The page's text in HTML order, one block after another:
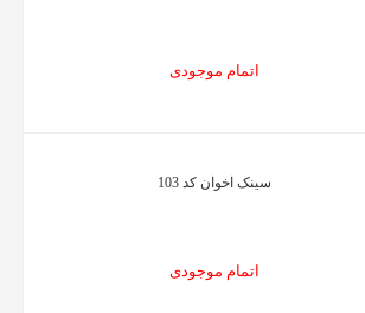
اتمام موجودی
سینک اخوان کد 103
اتمام موجودی